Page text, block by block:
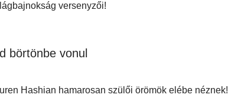
versenyzői!
börtönbe vonul
Hashian hamarosan szülői örömök elébe néznek!